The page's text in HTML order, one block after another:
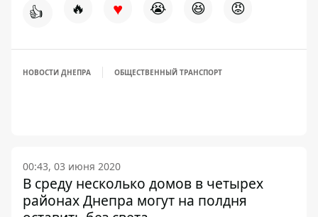
👍 🔥 ♥ 😭 😆 😡
НОВОСТИ ДНЕПРА ОБЩЕСТВЕННЫЙ ТРАНСПОРТ
00:43, 03 июня 2020
В среду несколько домов в четырех
районах Днепра могут на полдня